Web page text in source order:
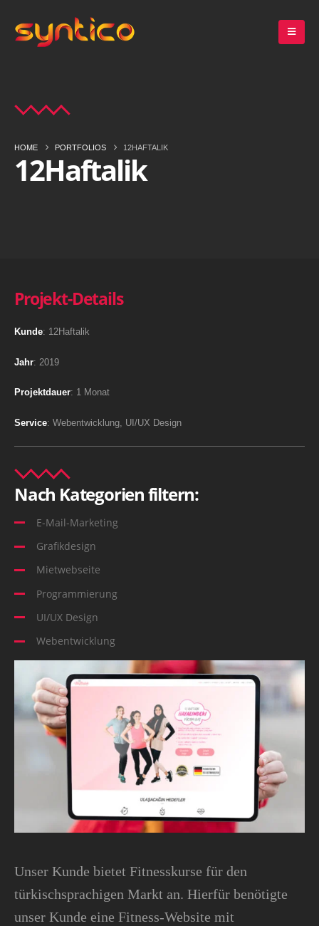
HOME PORTFOLIOS 12HAFTALIK
12Haftalik
Projekt-Details
Kunde: 12Haftalik
Jahr: 2019
Projektdauer: 1 Monat
Service: Webentwicklung, UI/UX Design
Nach Kategorien filtern:
E-Mail-Marketing
Grafikdesign
Mietwebseite
Programmierung
UI/UX Design
Webentwicklung
Unser Kunde bietet Fitnesskurse für den
türkischsprachigen Markt an. Hierfür benötigte
unser Kunde eine Fitness-Website mit